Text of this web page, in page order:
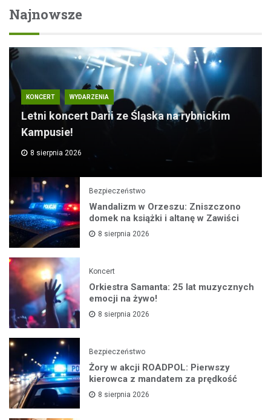
Najnowsze
KONCERT WYDARZENIA
Letni koncert Darii ze Śląska na rybnickim
Kampusie!
8 sierpnia 2026
Bezpieczeństwo
Wandalizm w Orzeszu: Zniszczono
domek na książki i altanę w Zawiści
8 sierpnia 2026
Koncert
Orkiestra Samanta: 25 lat muzycznych
emocji na żywo!
8 sierpnia 2026
Bezpieczeństwo
Żory w akcji ROADPOL: Pierwszy
kierowca z mandatem za prędkość
8 sierpnia 2026